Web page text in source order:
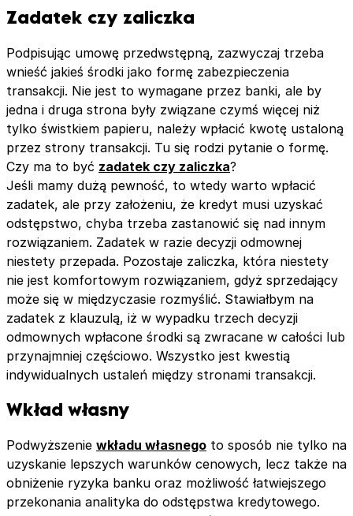
Zadatek czy zaliczka
Podpisując umowę przedwstępną, zazwyczaj trzeba
wnieść jakieś środki jako formę zabezpieczenia
transakcji. Nie jest to wymagane przez banki, ale by
jedna i druga strona były związane czymś więcej niż
tylko świstkiem papieru, należy wpłacić kwotę ustaloną
przez strony transakcji. Tu się rodzi pytanie o formę.
Czy ma to być zadatek czy zaliczka?
Jeśli mamy dużą pewność, to wtedy warto wpłacić
zadatek, ale przy założeniu, że kredyt musi uzyskać
odstępstwo, chyba trzeba zastanowić się nad innym
rozwiązaniem. Zadatek w razie decyzji odmownej
niestety przepada. Pozostaje zaliczka, która niestety
nie jest komfortowym rozwiązaniem, gdyż sprzedający
może się w międzyczasie rozmyślić. Stawiałbym na
zadatek z klauzulą, iż w wypadku trzech decyzji
odmownych wpłacone środki są zwracane w całości lub
przynajmniej częściowo. Wszystko jest kwestią
indywidualnych ustaleń między stronami transakcji.
Wkład własny
Podwyższenie wkładu własnego to sposób nie tylko na
uzyskanie lepszych warunków cenowych, lecz także na
obniżenie ryzyka banku oraz możliwość łatwiejszego
przekonania analityka do odstępstwa kredytowego.